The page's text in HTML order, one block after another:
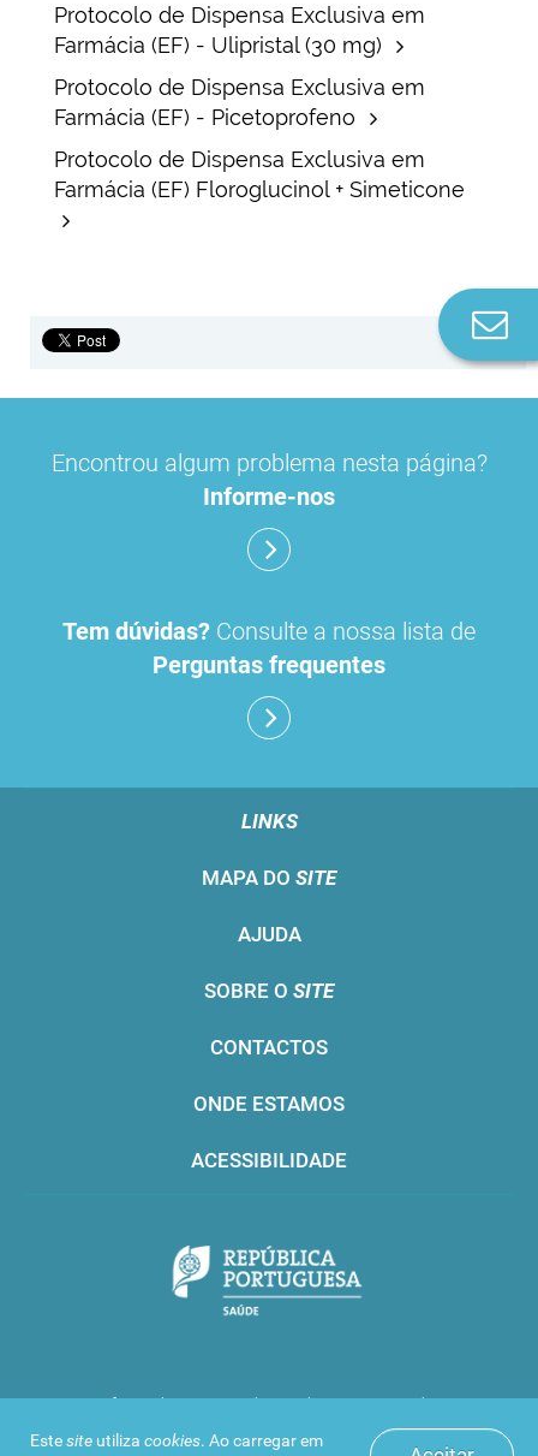
Protocolo de Dispensa Exclusiva em
Farmácia (EF) - Ulipristal (30 mg)
Protocolo de Dispensa Exclusiva em
Farmácia (EF) - Picetoprofeno
Protocolo de Dispensa Exclusiva em
Farmácia (EF) Floroglucinol + Simeticone
Estesite utiliza cookies. Ao carregar em
Encontrou algum problema nesta página?
Informe-nos
Tem dúvidas? Consulte a nossa lista de
Perguntas frequentes
LINKS
MAPA DO SITE
AJUDA
SOBRE O SITE
CONTACTOS
ONDE ESTAMOS
ACESSIBILIDADE
Infarmed © 2016. Todos os direitos reservados